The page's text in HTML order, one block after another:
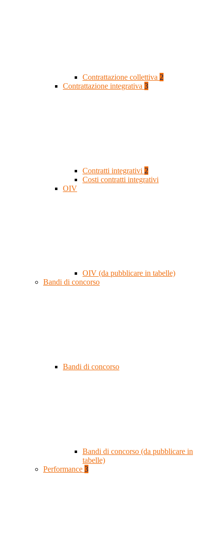
Contrattazione collettiva 2
Contrattazione integrativa 3
Contratti integrativi 2
Costi contratti integrativi
OIV
OIV (da pubblicare in tabelle)
Bandi di concorso
Bandi di concorso
Bandi di concorso (da pubblicare in
tabelle)
Performance 3